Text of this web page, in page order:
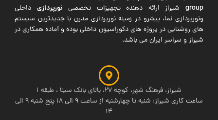
groupشیراز ارائه دهنده تجهیزات تخصصی نورپردازی داخلی
ونورپردازی نما، پیشرو در زمینه نورپردازی مدرن با جدیدترین سیستم
های روشنایی در پروژه های دکوراسیون داخلی بوده و آماده همکاری در
شیراز و سراسر ایران می باشد.
شیراز، فرهنگ شهر، کوچه 27، بالای بانک سینا ، طبقه 1
ساعت کاری شیراز: شنبه تا چهارشنبه از ساعت 9 الی 18 پنج شنبه 9 الی
14